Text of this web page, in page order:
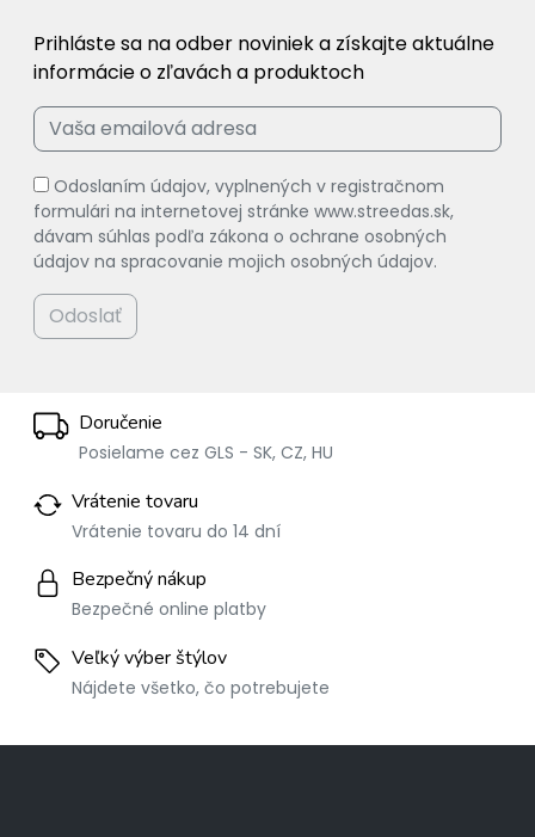
Prihláste sa na odber noviniek a získajte aktuálne
informácie o zľavách a produktoch
Odoslaním údajov, vyplnených v registračnom
formulári na internetovej stránke www.streedas.sk,
dávam súhlas podľa zákona o ochrane osobných
údajov na spracovanie mojich osobných údajov.
Odoslať
Doručenie
Posielame cez GLS - SK, CZ, HU
Vrátenie tovaru
Vrátenie tovaru do 14 dní
Bezpečný nákup
Bezpečné online platby
Veľký výber štýlov
Nájdete všetko, čo potrebujete